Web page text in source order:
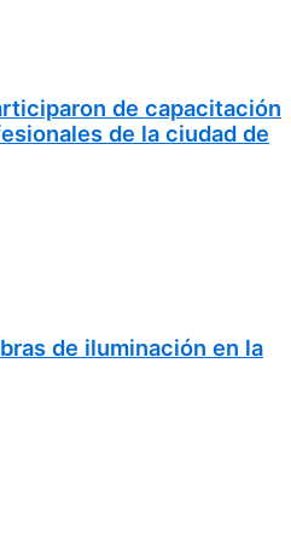
de capacitación
de la ciudad de
de iluminación en la